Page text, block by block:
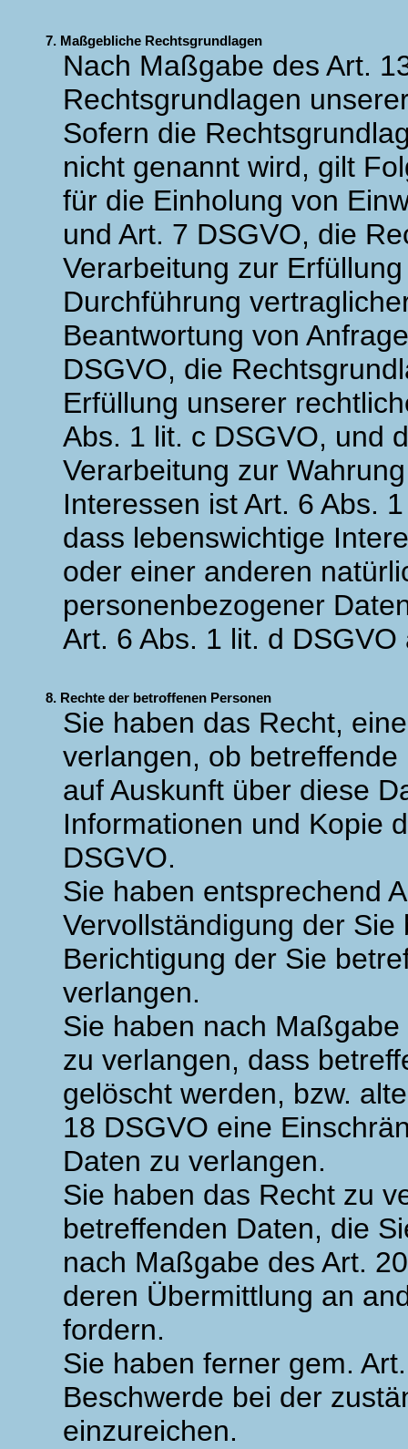
7. Maßgebliche Rechtsgrundlagen
Nach Maßgabe des Art.
Rechtsgrundlagen
Sofern die
nicht genannt wird, gilt
für die Einholung von
und Art. 7 DSGVO, die
Verarbeitung zur
Durchführung
Beantwortung von
DSGVO, die
Erfüllung unserer
Abs. 1 lit. c DSGVO, und
Verarbeitung zur
Interessen ist Art. 6 Abs.
dass lebenswichtige
oder einer anderen
personenbezogener
Art. 6 Abs. 1 lit. d
8. Rechte der betroffenen Personen
Sie haben das Recht,
verlangen, ob
auf Auskunft über diese
Informationen und Kopie
DSGVO.
Sie haben entsprechend
Vervollständigung der
Berichtigung der Sie
verlangen.
Sie haben nach
zu verlangen, dass
gelöscht werden, bzw.
18 DSGVO eine
Daten zu verlangen.
Sie haben das Recht zu
betreffenden Daten, die
nach Maßgabe des Art.
deren Übermittlung an
fordern.
Sie haben ferner gem.
Beschwerde bei der
einzureichen.